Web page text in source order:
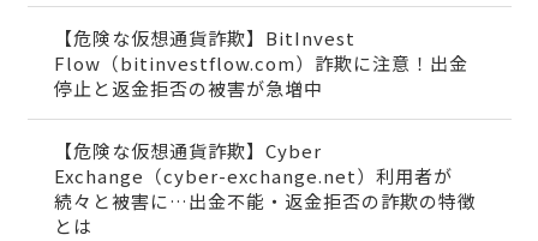
【危険な仮想通貨詐欺】BitInvest
Flow（bitinvestflow.com）詐欺に注意！出金
停止と返金拒否の被害が急増中
【危険な仮想通貨詐欺】Cyber
Exchange（cyber-exchange.net）利用者が
続々と被害に…出金不能・返金拒否の詐欺の特徴
とは